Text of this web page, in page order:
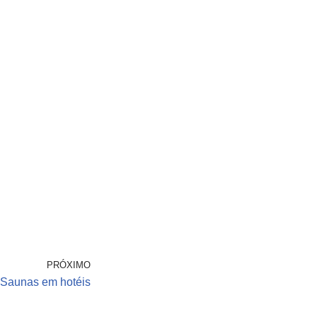
PRÓXIMO
Saunas em hotéis